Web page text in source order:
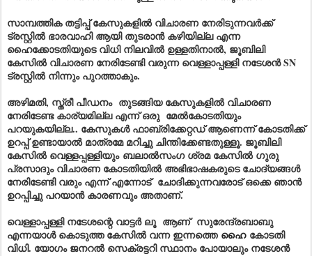
സാമ്പത്തിക തട്ടിപ്പ് കേസുകളിൽ വിചാരണ നേരിടുന്നവർക്ക്
ട്രസ്റ്റിൽ ഭാരവാഹി ആയി തുടരാൻ കഴിയില്ല എന്ന
ഹൈക്കോടതിയുടെ വിധി നിലവിൽ ഉള്ളതിനാൽ, ജൂബിലി
കേസിൽ വിചാരണ നേരിടേണ്ടി വരുന്ന വെള്ളാപ്പള്ളി നടേശൻ SN
ട്രസ്റ്റിൽ നിന്നും പുറത്താകും.
അഴിമതി, സ്ത്രീ പീഡനം തുടങ്ങിയ കേസുകളിൽ വിചാരണ
നേരിടേണ്ട കാര്യമില്ല എന്ന് ഒരു മേൽകോടതിയും
പറയുകയില്ല.. കേസുകൾ ഫാബ്രിക്കേറ്റഡ് ആണെന്ന് കോടതിക്ക്
ഉറപ്പ് ഉണ്ടായാൽ മാത്രമേ മറിച്ചു ചിന്തിക്കേണ്ടതുള്ളൂ. ജൂബിലി
കേസിൽ വെള്ളപ്പള്ളിയും ബലാൽസംഗ ശ്രമ കേസിൽ ഗുരു
പ്രസാദും വിചാരണ കോടതിയിൽ അഭിഭാഷകരുടെ ചോദ്യങ്ങൾ
നേരിടേണ്ടി വരും എന്ന് എന്നോട് ചോദിക്കുന്നവരോട് ഒക്കെ ഞാൻ
ഉറപ്പിച്ചു പറയാൻ കാരണവും അതാണ്.
വെള്ളാപ്പള്ളി നടേശന്റെ വാട്ടർ ലൂ ആണ് സുരേന്ദ്രബാബു
എന്നയാൾ കൊടുത്ത കേസിൽ വന്ന ഇന്നത്തെ ഹൈകോടതി
വിധി. യോഗം ജനറൽ സെക്രട്ടറി സ്ഥാനം പോയാലും നടേശൻ